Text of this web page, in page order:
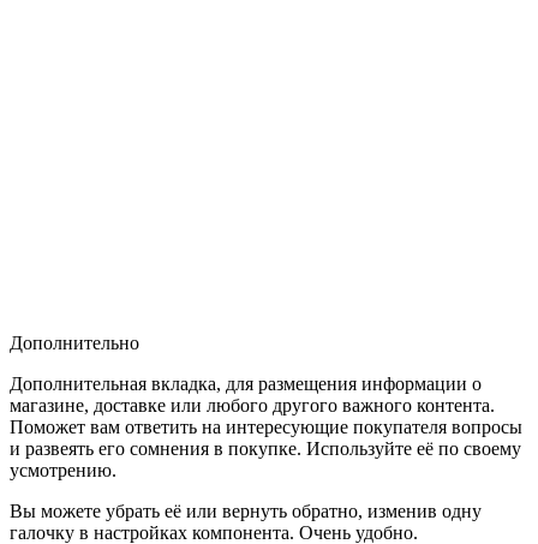
Дополнительно
Дополнительная вкладка, для размещения информации о
магазине, доставке или любого другого важного контента.
Поможет вам ответить на интересующие покупателя вопросы
и развеять его сомнения в покупке. Используйте её по своему
усмотрению.
Вы можете убрать её или вернуть обратно, изменив одну
галочку в настройках компонента. Очень удобно.